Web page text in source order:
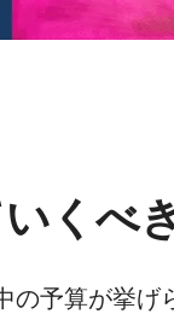
くべ
予算が挙げ